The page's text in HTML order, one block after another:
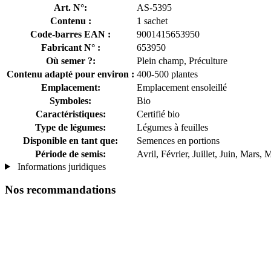
Art. N°:
AS-5395
Contenu :
1 sachet
Code-barres EAN :
9001415653950
Fabricant N° :
653950
Où semer ?:
Plein champ, Préculture
Contenu adapté pour environ : 400-500 plantes
Emplacement:
Emplacement ensoleillé
Symboles:
Bio
Caractéristiques:
Certifié bio
Type de légumes:
Légumes à feuilles
Disponible en tant que:
Semences en portions
Période de semis:
Avril, Février, Juillet, Juin, Mars,
Informations juridiques
Nos recommandations